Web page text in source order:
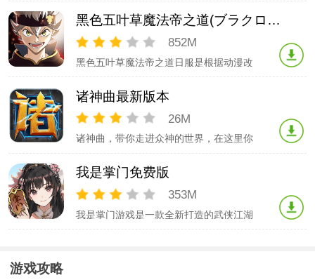
的画面，呈现超大的末世世界，玩法高度
自由，多阵营在线竞技，提供丰富的武器
技能组合搭配，释放强大的打击，更有
操作轻松易上手！极限法则游戏简介2023
黑色五叶草魔法帝之道(ブラクロモ)官方下载
852M
黑色五叶草魔法帝之道日服是根据动漫改
制出精美的日系风格画面，还原熟悉的角
色和剧情场景，不同的人物有不同的技能
属性，多样化的地图随你探索挑战，策略
技能，提升实力，尽情冒险！黑色五叶草
诸神曲最新版本
26M
诸神曲，带你走进众神的世界，在这里你
角色的方式进行不断战斗，在修行中提升
自我，肆意的在充满洪荒的世界中冒险探
索，游戏玩法趣味性十足，感兴趣的玩家
置手游，跟随主角步伐一起走进诸神的世
我是掌门免费版
353M
我是掌门游戏是一款全新打造的武侠江湖
游戏攻略